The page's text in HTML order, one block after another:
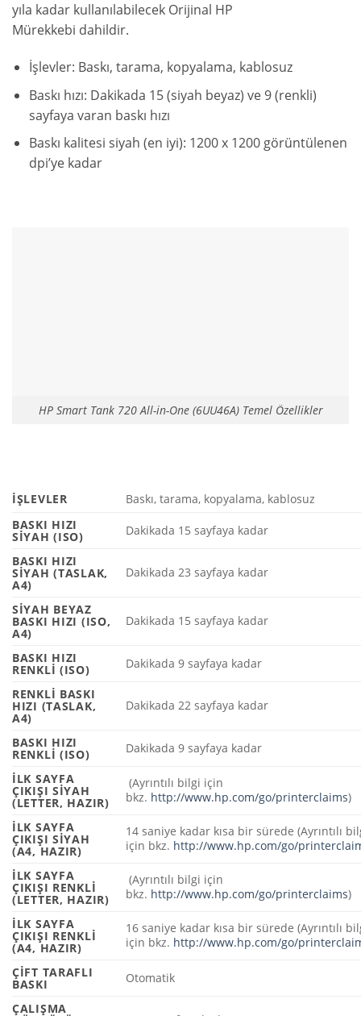
yıla kadar kullanılabilecek Orijinal HP
Mürekkebi dahildir.
İşlevler: Baskı, tarama, kopyalama, kablosuz
Baskı hızı: Dakikada 15 (siyah beyaz) ve 9 (renkli)
sayfaya varan baskı hızı
Baskı kalitesi siyah (en iyi): 1200 x 1200 görüntülenen
dpi’ye kadar
HP Smart Tank 720 All-in-One (6UU46A) Temel Özellikler
İŞLEVLER
Baskı, tarama, kopyalama, kablosuz
BASKI HIZI
SIYAH (ISO) Dakikada 15 sayfaya kadar
BASKI HIZI
SIYAH (TASLAK,
A4)
Dakikada 23 sayfaya kadar
SIYAH BEYAZ
BASKI HIZI (ISO,
A4)
Dakikada 15 sayfaya kadar
BASKI HIZI
RENKLI (ISO) Dakikada 9 sayfaya kadar
RENKLI BASKI
HIZI (TASLAK,
A4)
Dakikada 22 sayfaya kadar
BASKI HIZI
RENKLI (ISO) Dakikada 9 sayfaya kadar
İLK SAYFA
ÇIKIŞI SIYAH
(LETTER, HAZIR)
(Ayrıntılı bilgi için
bkz. http://www.hp.com/go/printerclaims)
İLK SAYFA
ÇIKIŞI SIYAH
(A4, HAZIR)
14 saniye kadar kısa bir sürede(Ayrıntılı
için bkz. http://www.hp.com/go/
İLK SAYFA
ÇIKIŞI RENKLI
(LETTER, HAZIR)
(Ayrıntılı bilgi için
bkz. http://www.hp.com/go/printerclaims)
İLK SAYFA
ÇIKIŞI RENKLI
(A4, HAZIR)
16 saniye kadar kısa bir sürede(Ayrıntılı
için bkz. http://www.hp.com/go/
ÇIFT TARAFLI
BASKI
Otomatik
ÇALIŞMA